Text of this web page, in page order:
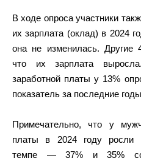
В ходе опроса участники
их зарплата (оклад) в 2024
она не изменилась. Другие
что их зарплата
заработной платы у 13%
показатель за последние
Примечательно, что у
платы в 2024 году росли
темпе — 37% и 35%